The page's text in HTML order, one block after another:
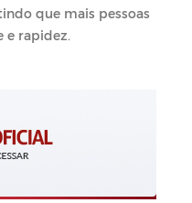
que mais pessoas
e rapidez.